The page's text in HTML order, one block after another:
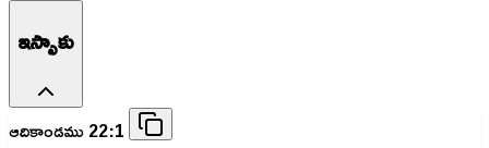
ఇస్సాకు
ఆదికాండము 22:1